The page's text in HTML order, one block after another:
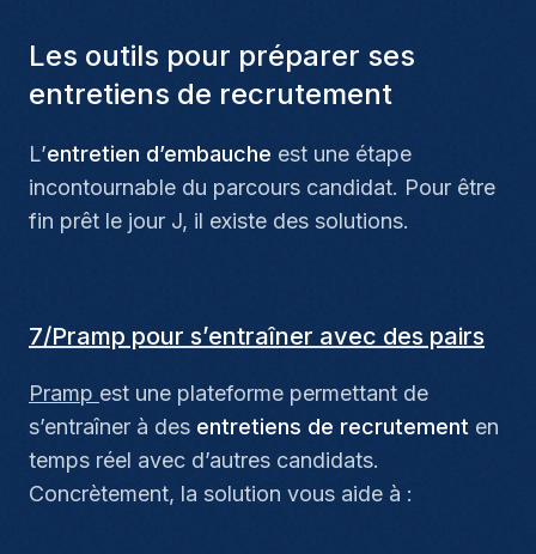
Les outils pour préparer ses
entretiens de recrutement
L’entretien d’embauche est une étape
incontournable du parcours candidat. Pour être
fin prêt le jour J, il existe des solutions.
7/Pramp pour s’entraîner avec des pairs
Pramp est une plateforme permettant de
s’entraîner à des entretiens de recrutement en
temps réel avec d’autres candidats.
Concrètement, la solution vous aide à :